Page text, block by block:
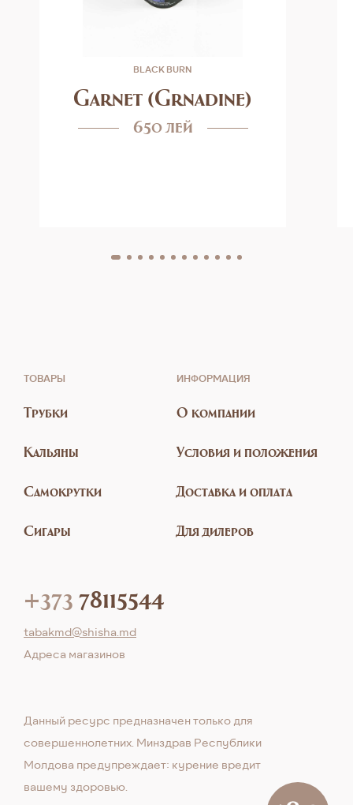
BLACK BURN
Garnet (Grnadine)
650 лей
ТОВАРЫ
Трубки
Кальяны
Самокрутки
Сигары
ИНФОРМАЦИЯ
О компании
Условия и положения
Доставка и оплата
Для дилеров
+373 78115544
tabakmd@shisha.md
Aдреса магазинов
Данный ресурс предназначен только для
совершеннолетних. Минздрав Республики
Молдова предупреждает: курение вредит
вашему здоровью.